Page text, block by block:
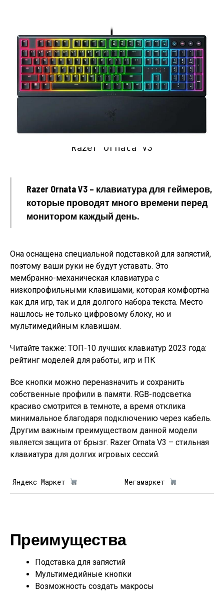
Razer Ornata V3
Razer Ornata V3 – клавиатура для геймеров,
которые проводят много времени перед
монитором каждый день.
Она оснащена специальной подставкой для запястий,
поэтому ваши руки не будут уставать. Это
мембранно-механическая клавиатура с
низкопрофильными клавишами, которая комфортна
как для игр, так и для долгого набора текста. Место
нашлось не только цифровому блоку, но и
мультимедийным клавишам.
Читайте также: ТОП-10 лучших клавиатур 2023 года:
рейтинг моделей для работы, игр и ПК
Все кнопки можно переназначить и сохранить
собственные профили в памяти. RGB-подсветка
красиво смотрится в темноте, а время отклика
минимальное благодаря подключению через кабель.
Другим важным преимуществом данной модели
является защита от брызг. Razer Ornata V3 – стильная
клавиатура для долгих игровых сессий.
Яндекс Маркет Мегамаркет
Преимущества
Подставка для запястий
Мультимедийные кнопки
Возможность создать макросы